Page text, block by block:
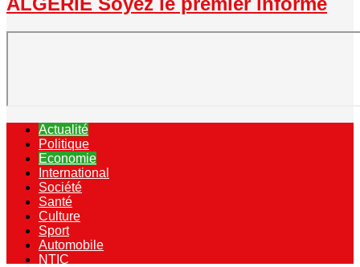
Actualité
Politique
Economie
International
Société
Santé
Culture
Sport
Automobile
NTIC